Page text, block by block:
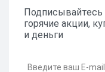
горячие акции,
и деньги